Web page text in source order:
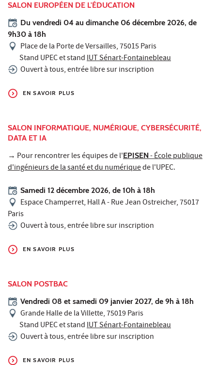
SALON EUROPÉEN DE L'ÉDUCATION
Du vendredi 04 au dimanche 06 décembre 2026, de
9h30 à 18h
Place de la Porte de Versailles, 75015 Paris
Stand UPEC et standIUT Sénart-Fontainebleau
Ouvert à tous, entrée libre sur inscription
EN SAVOIR PLUS
SALON INFORMATIQUE, NUMÉRIQUE, CYBERSÉCURITÉ,
DATA ET IA
→ Pour rencontrer les équipes de l'EPISEN- École publique
d'ingénieurs de la santé et du numériquede l'UPEC.
Samedi 12 décembre 2026, de 10h à 18h
Espace Champerret, Hall A - Rue Jean Ostreicher, 75017
Paris
Ouvert à tous, entrée libre sur inscription
EN SAVOIR PLUS
SALON POSTBAC
Vendredi 08 et samedi 09 janvier 2027, de 9h à 18h
Grande Halle de la Villette, 75019 Paris
Stand UPEC et standIUT Sénart-Fontainebleau
Ouvert à tous, entrée libre sur inscription
EN SAVOIR PLUS